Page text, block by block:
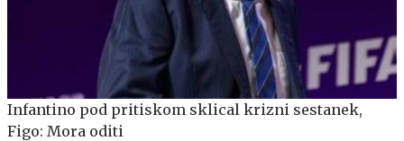
Infantino pod pritiskom sklical krizni sestanek,
Figo: Mora oditi